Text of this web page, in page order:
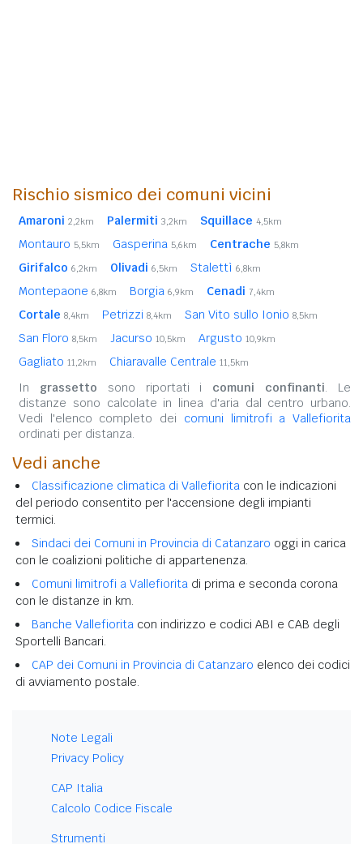
Rischio sismico dei comuni vicini
Amaroni 2,2km Palermiti 3,2km Squillace 4,5km
Montauro 5,5km Gasperina 5,6km Centrache 5,8km
Girifalco 6,2km Olivadi 6,5km Stalettì 6,8km
Montepaone 6,8km Borgia 6,9km Cenadi 7,4km
Cortale 8,4km Petrizzi 8,4km San Vito sullo Ionio 8,5km
San Floro 8,5km Jacurso 10,5km Argusto 10,9km
Gagliato 11,2km Chiaravalle Centrale 11,5km
In grassetto sono riportati i comuni confinanti. Le
distanze sono calcolate in linea d'aria dal centro urbano.
Vedi l'elenco completo dei comuni limitrofi a Vallefiorita
ordinati per distanza.
Vedi anche
Classificazione climatica di Vallefiorita con le indicazioni
del periodo consentito per l'accensione degli impianti
termici.
Sindaci dei Comuni in Provincia di Catanzaro oggi in carica
con le coalizioni politiche di appartenenza.
Comuni limitrofi a Vallefiorita di prima e seconda corona
con le distanze in km.
Banche Vallefiorita con indirizzo e codici ABI e CAB degli
Sportelli Bancari.
CAP dei Comuni in Provincia di Catanzaro elenco dei codici
di avviamento postale.
Note Legali
Privacy Policy
CAP Italia
Calcolo Codice Fiscale
Strumenti